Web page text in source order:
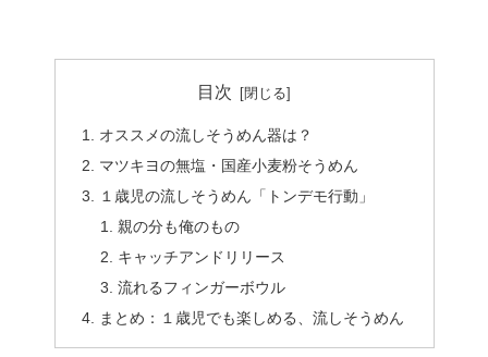
目次
オススメの流しそうめん器は？
マツキヨの無塩・国産小麦粉そうめん
１歳児の流しそうめん「トンデモ行動」
親の分も俺のもの
キャッチアンドリリース
流れるフィンガーボウル
まとめ：１歳児でも楽しめる、流しそうめん